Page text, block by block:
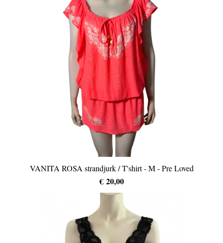
VANITA ROSA strandjurk / T'shirt - M - Pre Loved
€ 20,00